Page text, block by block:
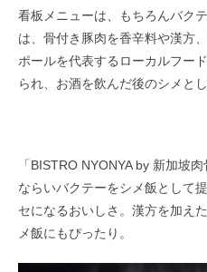
看板メニューは、もちろんバク
は、骨付き豚肉を香辛料や漢方
ポールを代表するローカルフー
られ、お酒を飲んだ後のシメと
「BISTRO NYONYA by 新加坡
ならいバクテーをシメ飯として
セになるおいしさ。漢方を加え
メ飯にもぴったり。